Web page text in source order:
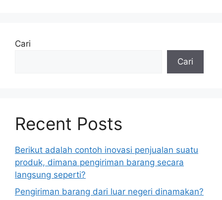
Cari
Cari
Recent Posts
Berikut adalah contoh inovasi penjualan suatu
produk, dimana pengiriman barang secara
langsung seperti?
Pengiriman barang dari luar negeri dinamakan?